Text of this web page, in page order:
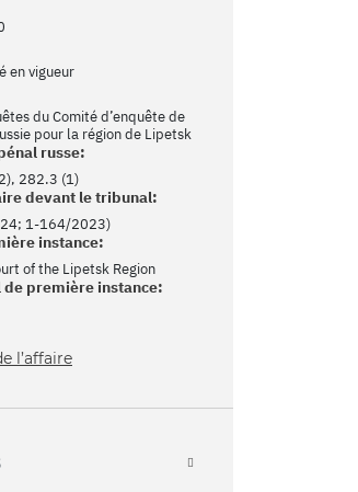
en vigueur
du Comité d’enquête de
pour la région de Lipetsk
russe:
282.3 (1)
devant le tribunal:
1-164/2023)
instance:
of the Lipetsk Region
de première instance:
l’affaire